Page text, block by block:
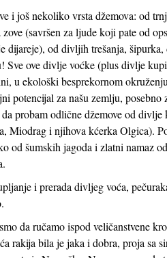
i još nekoliko vrsta džemova: od
(savršen za ljude koji pate od
dijareje), od divljih trešanja,
Sve ove divlje voćke (plus divlje
u ekološki besprekornom
potencijal za našu zemlju,
probam odlične džemove od
Miodrag i njihova kćerka Olgica).
od šumskih jagoda i zlatni namaz
i prerada divljeg voća,
da ručamo ispod veličanstvene
rakija bila je jaka i dobra, proja sa